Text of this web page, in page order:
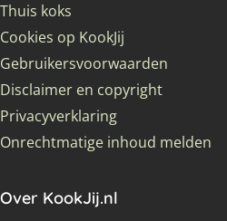
Thuis koks
Cookies op KookJij
Gebruikersvoorwaarden
Disclaimer en copyright
Privacyverklaring
Onrechtmatige inhoud melden
Over KookJij.nl